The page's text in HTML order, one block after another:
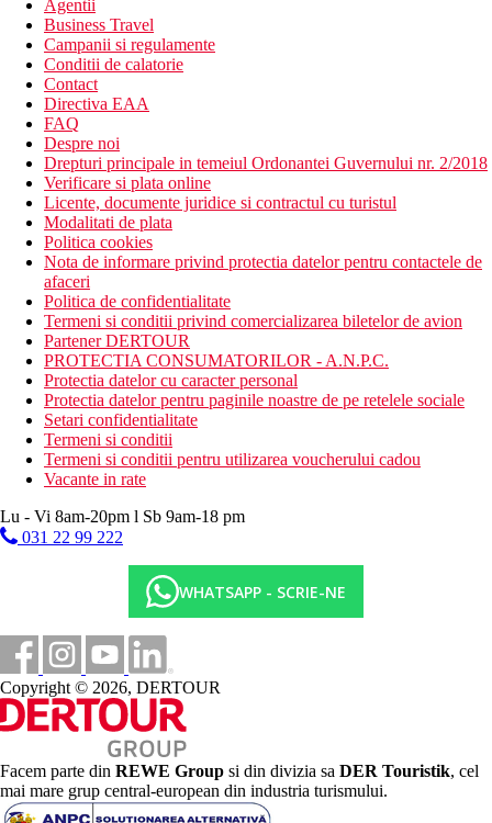
receptie deschisa non stop
babysitting (contra cost)
sala de fitness
spa & centru de wellness (contra cost)
sala de conferinta (contra cost)
curatatorie chimica (contra cost)
transfer de la si/sau la aeroport (contra cost)
business centre
lift
room service
piscina
terasa
restaurant
cafenea
bar
Descrierea plajei
plaja cu nisip
Activitati sportive gratuite
plaja
fitness
Activitati sportive contra cost
teren de golf (la maxim 3 km)
masaj
spa & centru de wellness
restaurant - ce serveste preparate culinare cu specific local
si international
Categoria oficiala
5 stele
Site web
https://www.avanihotels.com/en/deira-dubai
Distanţe
Agentii
Business Travel
Campanii si regulamente
Conditii de calatorie
Contact
Directiva EAA
FAQ
Despre noi
Drepturi principale in temeiul Ordonantei Guvernului nr. 2/2018
Verificare si plata online
Licente, documente juridice si contractul cu turistul
Modalitati de plata
Politica cookies
Nota de informare privind protectia datelor pentru contactele de
afaceri
Politica de confidentialitate
Termeni si conditii privind comercializarea biletelor de avion
Partener DERTOUR
PROTECTIA CONSUMATORILOR - A.N.P.C.
Protectia datelor cu caracter personal
Protectia datelor pentru paginile noastre de pe retelele sociale
Setari confidentialitate
Termeni si conditii
Termeni si conditii pentru utilizarea voucherului cadou
Vacante in rate
Lu - Vi 8am-20pm l Sb 9am-18 pm
031 22 99 222
WHATSAPP - SCRIE-NE
Copyright © 2026, DERTOUR
Facem parte din REWE Group si din divizia sa DER Touristik, cel
mai mare grup central-european din industria turismului.